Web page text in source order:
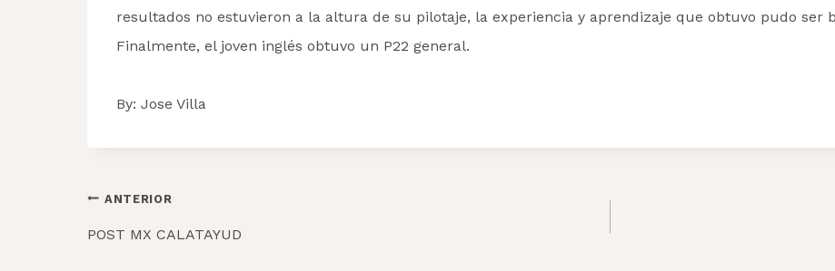
resultados no estuvieron a la altura de su pilotaje, la experiencia y aprendizaje que obtuvo pudo ser
Finalmente, el joven inglés obtuvo un P22 general.
By: Jose Villa
Navegación
de
ANTERIOR
POST MX CALATAYUD